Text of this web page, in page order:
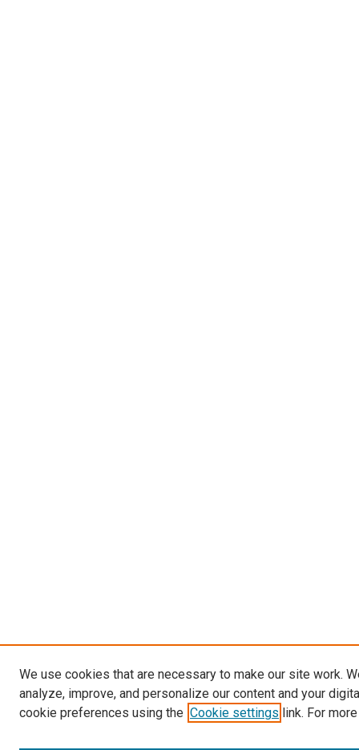
We use cookies that are necessary to make our site work.
analyze, improve, and personalize our content and your
cookie preferences using the Cookie settings link. For